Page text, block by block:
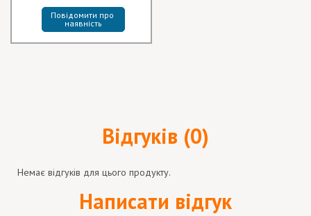
Повідомити про
наявність
Відгуків (0)
Немає відгуків для цього продукту.
Написати відгук